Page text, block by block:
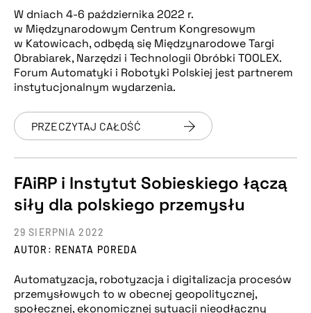
W dniach 4-6 października 2022 r.
w Międzynarodowym Centrum Kongresowym
w Katowicach, odbędą się Międzynarodowe Targi
Obrabiarek, Narzędzi i Technologii Obróbki TOOLEX.
Forum Automatyki i Robotyki Polskiej jest partnerem
instytucjonalnym wydarzenia.
PRZECZYTAJ CAŁOŚĆ
FAiRP i Instytut Sobieskiego łączą
siły dla polskiego przemysłu
AUTOR: RENATA POREDA
29 SIERPNIA 2022
Automatyzacja, robotyzacja i digitalizacja procesów
przemysłowych to w obecnej geopolitycznej,
społecznej, ekonomicznej sytuacji nieodłączny